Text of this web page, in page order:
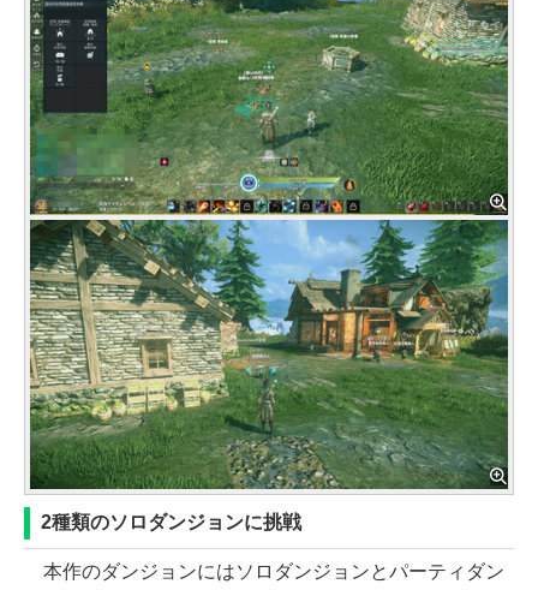
2種類のソロダンジョンに挑戦
本作のダンジョンにはソロダンジョンとパーティダン